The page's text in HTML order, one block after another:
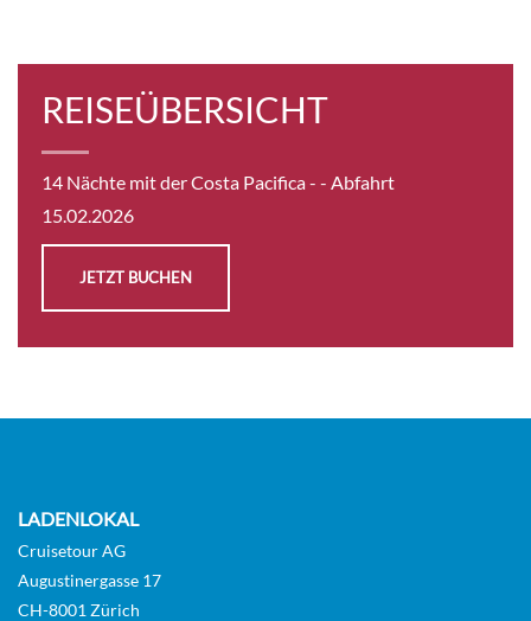
Deck Boheme
KABINE
REISEÜBERSICHT
14 Nächte mit der Costa Pacifica - - Abfahrt
15.02.2026
JETZT BUCHEN
LADENLOKAL
Cruisetour AG
Augustinergasse 17
CH-8001 Zürich